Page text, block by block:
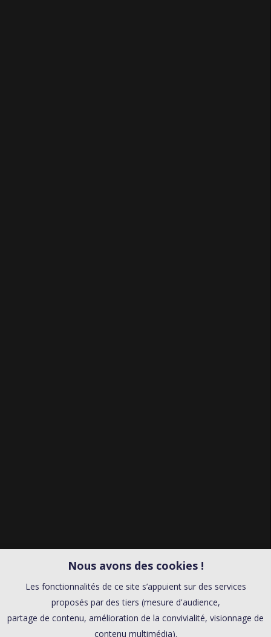
Nous avons des cookies !
Les fonctionnalités de ce site s’appuient sur des services
proposés par des tiers (mesure d'audience,
partage de contenu, amélioration de la convivialité, visionnage de
contenu multimédia).